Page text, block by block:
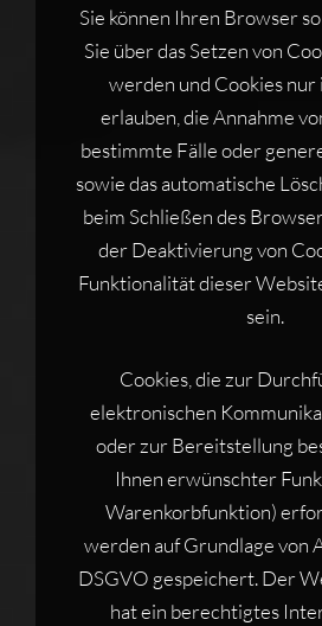
Sie können Ihren Browser
Sie über das Setzen von
werden und Cookies nur
erlauben, die Annahme
bestimmte Fälle oder
sowie das automatische
beim Schließen des
der Deaktivierung von
Funktionalität dieser
sein.
Cookies, die zur
elektronischen
oder zur Bereitstellung
Ihnen erwünschter
Warenkorbfunktion)
werden auf Grundlage von
DSGVO gespeichert. Der
hat ein berechtigtes